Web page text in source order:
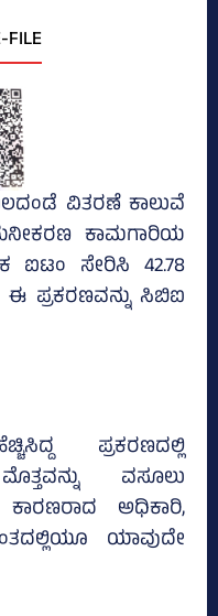
ವಿತರಣೆ ಕಾಲುವೆ
ಕಾಮಗಾರಿಯ
ಐಟಂ ಸೇರಿಸಿ 42.78
ಪ್ರಕರಣವನ್ನು ಸಿಬಿಐ
ಪ್ರಕರಣದಲ್ಲಿ
ವಸೂಲು
ಅಧಿಕಾರಿ,
ಯಾವುದೇ